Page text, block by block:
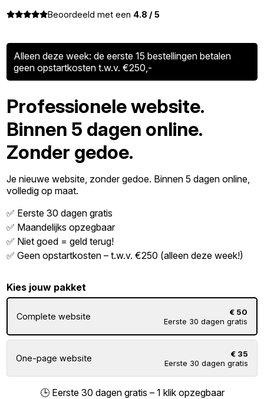
Beoordeeld met een 4.8 / 5
Alleen deze week: de eerste 15 bestellingen betalen
geen opstartkosten t.w.v. €250,-
Professionele website.
Binnen 5 dagen online.
Zonder gedoe.
Je nieuwe website, zonder gedoe. Binnen 5 dagen online,
volledig op maat.
✅ Eerste 30 dagen gratis
✅ Maandelijks opzegbaar
✅ Niet goed = geld terug!
✅ Geen opstartkosten – t.w.v. €250 (alleen deze week!)
Kies jouw pakket
Complete website
€ 50
Eerste 30 dagen gratis
One-page website
€ 35
Eerste 30 dagen gratis
🕒 Eerste 30 dagen gratis – 1 klik opzegbaar